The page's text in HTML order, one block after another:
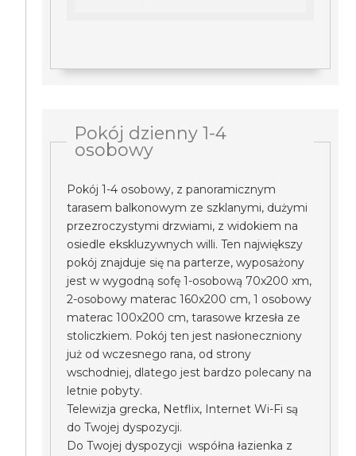
Pokój dzienny 1-4
osobowy
Pokój 1-4 osobowy, z panoramicznym
tarasem balkonowym ze szklanymi, dużymi
przezroczystymi drzwiami, z widokiem na
osiedle ekskluzywnych willi. Ten największy
pokój znajduje się na parterze, wyposażony
jest w wygodną sofę 1-osobową 70x200 xm,
2-osobowy materac 160x200 cm, 1 osobowy
materac 100x200 cm, tarasowe krzesła ze
stoliczkiem. Pokój ten jest nasłoneczniony
już od wczesnego rana, od strony
wschodniej, dlatego jest bardzo polecany na
letnie pobyty.
Telewizja grecka, Netflix, Internet Wi-Fi są
do Twojej dyspozycji.
Do Twojej dyspozycji współna łazienka z